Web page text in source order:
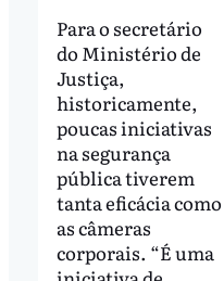
Para o secretário
do Ministério de
Justiça,
historicamente,
poucas iniciativas
na segurança
pública tiverem
tanta eficácia como
as câmeras
corporais. “É uma